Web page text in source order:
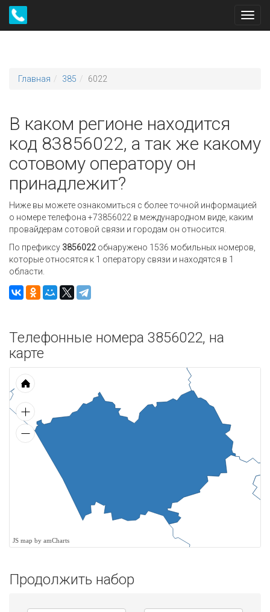
Главная 385 6022
В каком регионе находится
код 83856022, а так же какому
сотовому оператору он
принадлежит?
Ниже вы можете ознакомиться с более точной информацией
о номере телефона +73856022 в международном виде, каким
провайдерам сотовой связи и городам он относится.
По префиксу 3856022 обнаружено 1536 мобильных номеров,
которые относятся к 1 оператору связи и находятся в 1
области.
Телефонные номера 3856022, на
карте
JS map by amCharts
Продолжить набор